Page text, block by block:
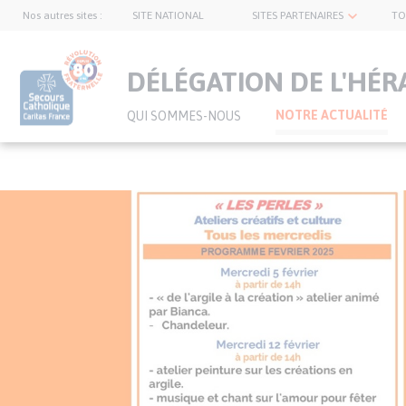
Nos autres sites : SITE NATIONAL SITES PARTENAIRES
DÉLÉGATION DE
QUI SOMMES-NOUS NOTRE ACTUALITÉ